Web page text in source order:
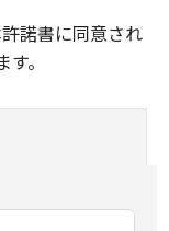
諾書に同意され
。